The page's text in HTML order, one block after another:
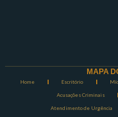
MAPA
Home Escritório
Acusações Criminais
Atendimento de Urgência